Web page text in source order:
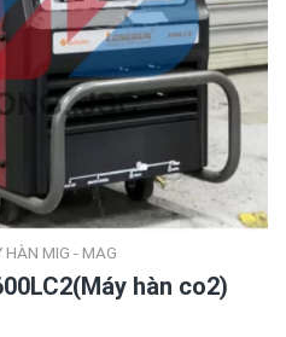
HÀN MIG - MAG
hàn co2)